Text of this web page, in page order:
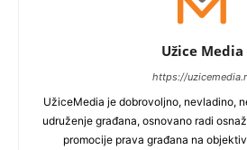
Užice Media
https://
UžiceMedia je dobrovoljno, nevladino,
udruženje građana, osnovano radi
promocije prava građana na